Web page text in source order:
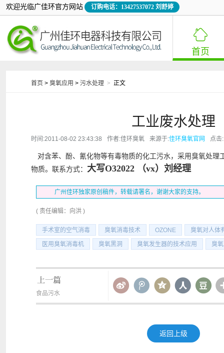
欢迎光临广佳环官方网站 订购电话：13427537072 刘舒婷

首页
首页 > 臭氧应用 > 污水处理 > 正文
工业废水处理
时间:2011-08-02 23:43:38 作者:佳环臭氧 来源于:佳环臭氧官网 点击:
对含苯、酚、氰化物等有毒物质的化工污水，采用臭氧处理
物质。联系方式： 大写O32022 （vx）刘经理
广州佳环独家原创稿件，转载请署名，谢谢大家的支持。
( 责任编辑：向洪 )
手术室的空气消毒 臭氧消毒技术 OZONE
臭氧对人体
医用臭氧消毒机
臭氧黑洞 臭氧发生器的技术应用 臭
食品污水
返回上级